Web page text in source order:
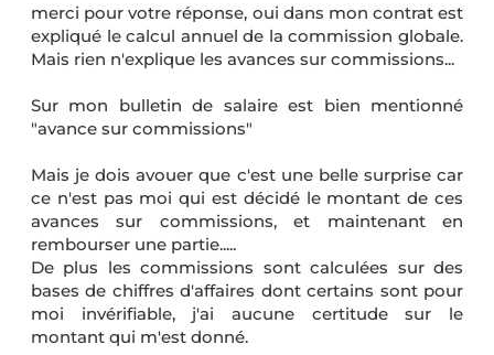
merci pour votre réponse, oui dans mon contrat est
expliqué le calcul annuel de la commission globale.
Mais rien n'explique les avances sur commissions...
Sur mon bulletin de salaire est bien mentionné
"avance sur commissions"
Mais je dois avouer que c'est une belle surprise car
ce n'est pas moi qui est décidé le montant de ces
avances sur commissions, et maintenant en
rembourser une partie.....
De plus les commissions sont calculées sur des
bases de chiffres d'affaires dont certains sont pour
moi invérifiable, j'ai aucune certitude sur le
montant qui m'est donné.